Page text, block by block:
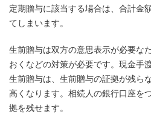
定期贈与に該当する場合は、合計金
てしまいます。
生前贈与は双方の意思表示が必要な
おくなどの対策が必要です。現金手
生前贈与は、生前贈与の証拠が残ら
高くなります。相続人の銀行口座を
拠を残せます。